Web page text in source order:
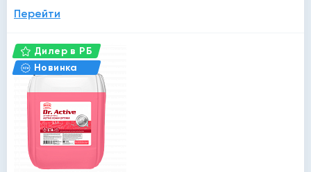
Перейти
Дилер в РБ
Новинка